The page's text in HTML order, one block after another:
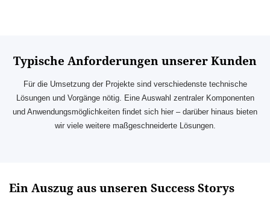
Typische Anforderungen unserer Kunden
Für die Umsetzung der Projekte sind verschiedenste technische
Lösungen und Vorgänge nötig. Eine Auswahl zentraler Komponenten
und Anwendungsmöglichkeiten findet sich hier – darüber hinaus bieten
wir viele weitere maßgeschneiderte Lösungen.
Ein Auszug aus unseren Success Storys